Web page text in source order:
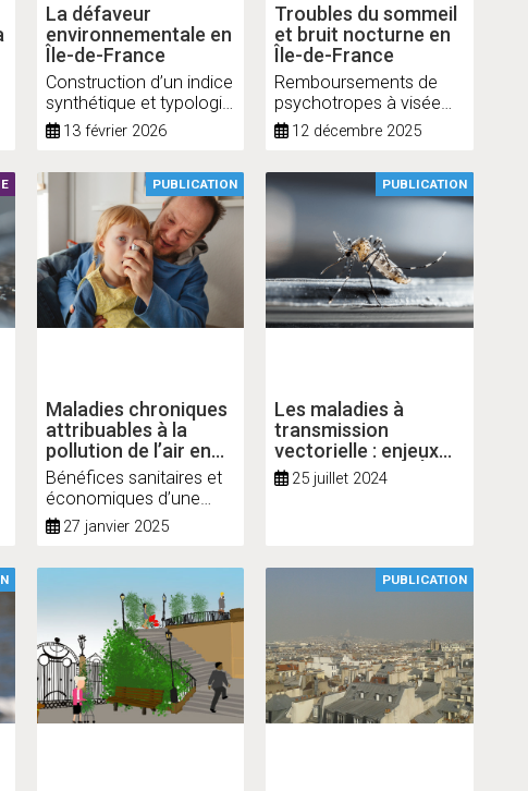
La défaveur
environnementale en
Île-de-France
Construction d’un indice
synthétique et typologie
des communes
13 février 2026
Troubles du sommeil
et bruit nocturne en
Île-de-France
Remboursements de
psychotropes à visée
hypnotique et bruit lié
aux transports et à la vie
12 décembre 2025
Maladies chroniques
attribuables à la
pollution de l’air en
Île-de-France
PUBLICATION
Bénéfices sanitaires et
économiques d’une
amélioration de la
qualité de l’air
27 janvier 2025
Les maladies à
transmission
vectorielle : enjeux
sanitaires pour l’Île-
de-France
PUBLICATION
25 juillet 2024
PUBLICATION